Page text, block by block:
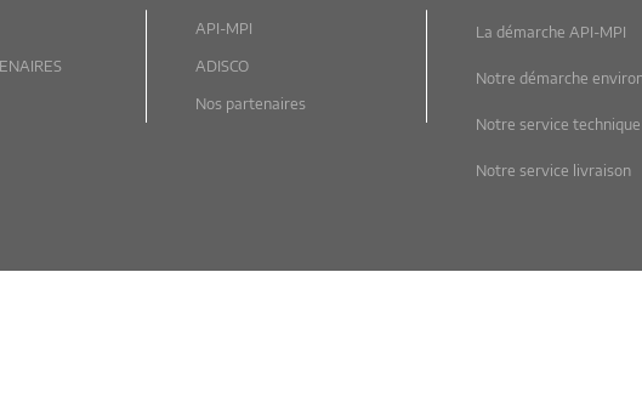
API-MPI
ADISCO
Nos partenaires
La démarche API-MPI
Notre démarche
Notre service technique
Notre service livraison